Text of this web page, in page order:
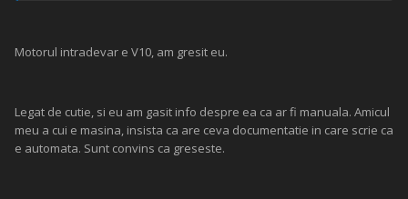
Motorul intradevar e V10, am gresit eu.
Legat de cutie, si eu am gasit info despre ea ca ar fi manuala. Amicul
meu a cui e masina, insista ca are ceva documentatie in care scrie ca
e automata. Sunt convins ca greseste.